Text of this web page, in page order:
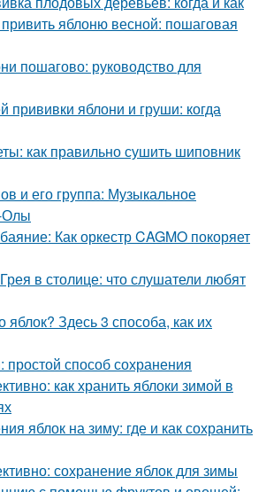
яблоню весной: пошаговая
пошагово: руководство для
прививки яблони и груши: когда
как правильно сушить шиповник
и его группа: Музыкальное
Олы
Как оркестр CAGMO покоряет
в столице: что слушатели любят
Здесь 3 способа, как их
простой способ сохранения
как хранить яблоки зимой в
яблок на зиму: где и как сохранить
сохранение яблок для зимы